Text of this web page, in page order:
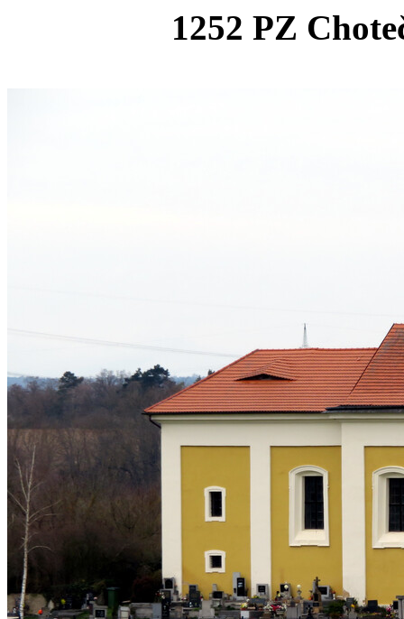
1252 PZ